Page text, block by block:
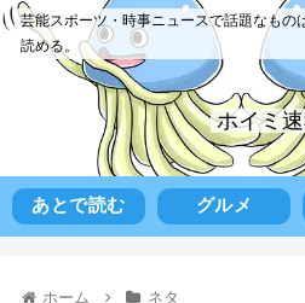
芸能スポーツ・時事ニュースで話題なもの
読める。
ホイミ
あとで読む グルメ
ホーム ネタ